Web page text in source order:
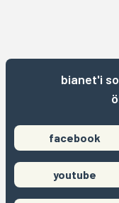
bianet'i
facebook
youtube